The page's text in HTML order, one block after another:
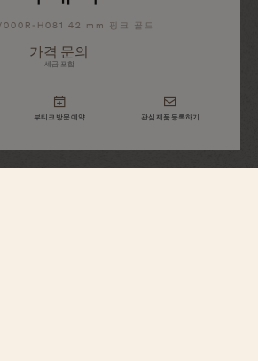
H081 42 mm 핑크 골드
가격 문의
세금 포함
부티크 방문 예약 관심 제품 등록하기